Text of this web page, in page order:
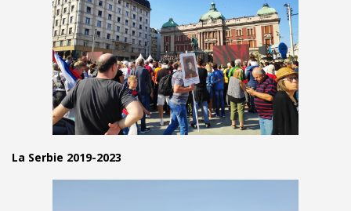
La Serbie 2019-2023